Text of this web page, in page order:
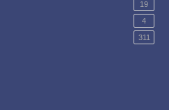
19
4
311